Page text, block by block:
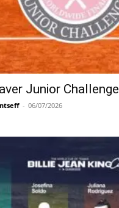
Junior Challenge
- 06/07/2026